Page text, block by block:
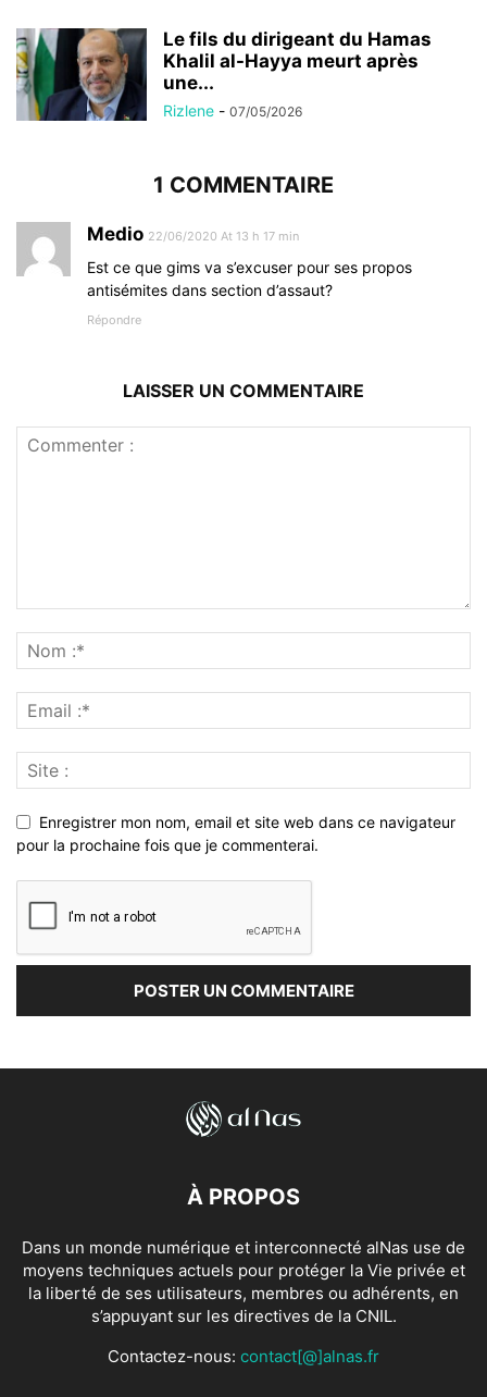
Le fils du dirigeant du Hamas
Khalil al-Hayya meurt après
une...
Rizlene - 07/05/2026
1 COMMENTAIRE
Medio 22/06/2020 At 13 h 17 min
Est ce que gims va s’excuser pour ses propos
antisémites dans section d’assaut?
Répondre
LAISSER UN COMMENTAIRE
Enregistrer mon nom, email et site web dans ce navigateur
pour la prochaine fois que je commenterai.
À PROPOS
Dans un monde numérique et interconnecté alNas use de
moyens techniques actuels pour protéger la Vie privée et
la liberté de ses utilisateurs, membres ou adhérents, en
s’appuyant sur les directives de la CNIL.
Contactez-nous: contact[@]alnas.fr